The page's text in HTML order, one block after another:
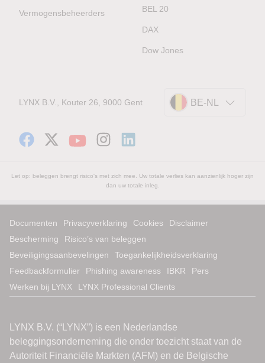
Vermogensbeheerders BEL 20
DAX
Dow Jones
LYNX B.V., Kouter 26, 9000 Gent BE-NL
Let op: beleggen brengt risico's met zich mee. Uw totale verlies kan aanzienlijk hoger zijn
dan uw totale inleg.
Documenten Privacyverklaring Cookies
Disclaimer
Bescherming
Risico’s van beleggen
Beveiligingsaanbevelingen
Toegankelijkheidsverklaring
Feedbackformulier
Phishing awareness IBKR
Pers
Werken bij LYNX
LYNX Professional Clients